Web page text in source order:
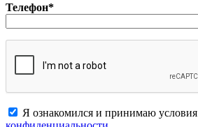
Телефон*
Я ознакомился и принимаю условия